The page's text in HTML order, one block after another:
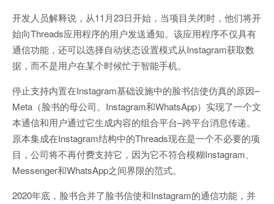
开发人员解释说，从11月23日开始，当项目关闭时，他们将开
始向Threads应用程序的用户发送通知。该应用程序不仅具有
通信功能，还可以选择自动状态设置模式从Instagram获取数
据，而不是用户在某个时候忙于智能手机。
停止支持内置在Instagram基础设施中的脸书信使仿真的原因–
Meta（脸书的母公司。Instagram和WhatsApp）实现了一个文
本通信和用户通过它生成内容的组合平台–跨平台消息传递。
原本集成在Instagram结构中的Threads现在是一个不必要的项
目，公司将不再付费支持它，因为它不符合模糊Instagram、
Messenger和WhatsApp之间界限的范式。
2020年底，脸书合并了脸书信使和Instagram的通信功能，并